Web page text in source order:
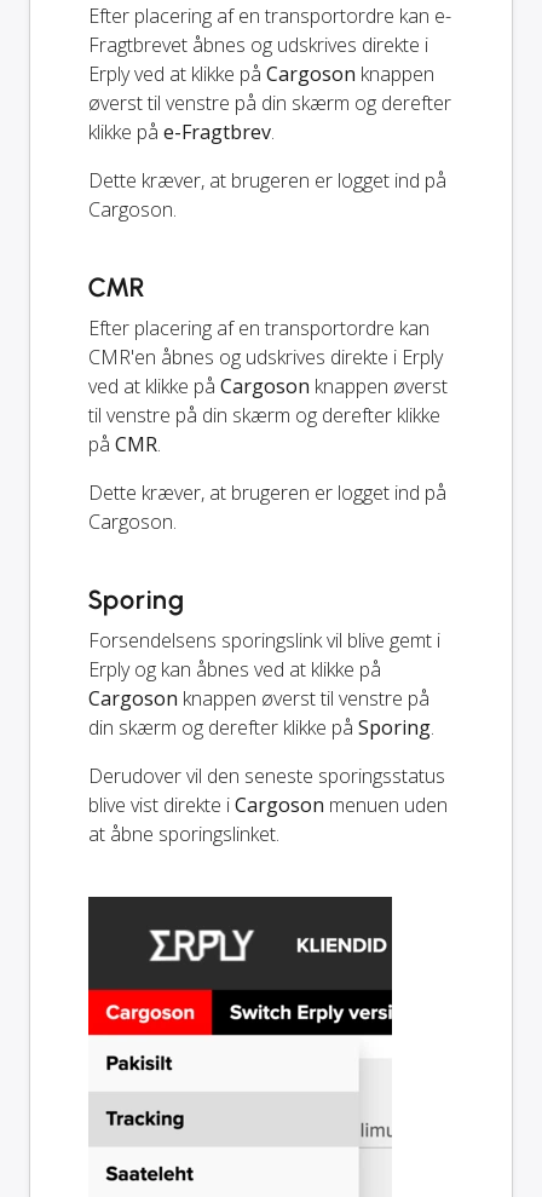
Efter placering af en transportordre kan e-
Fragtbrevet åbnes og udskrives direkte i
Erply ved at klikke på Cargoson knappen
øverst til venstre på din skærm og derefter
klikke på e-Fragtbrev.
Dette kræver, at brugeren er logget ind på
Cargoson.
CMR
Efter placering af en transportordre kan
CMR'en åbnes og udskrives direkte i Erply
ved at klikke på Cargoson knappen øverst
til venstre på din skærm og derefter klikke
på CMR.
Dette kræver, at brugeren er logget ind på
Cargoson.
Sporing
Forsendelsens sporingslink vil blive gemt i
Erply og kan åbnes ved at klikke på
Cargoson knappen øverst til venstre på
din skærm og derefter klikke på Sporing.
Derudover vil den seneste sporingsstatus
blive vist direkte iCargoson menuen uden
at åbne sporingslinket.